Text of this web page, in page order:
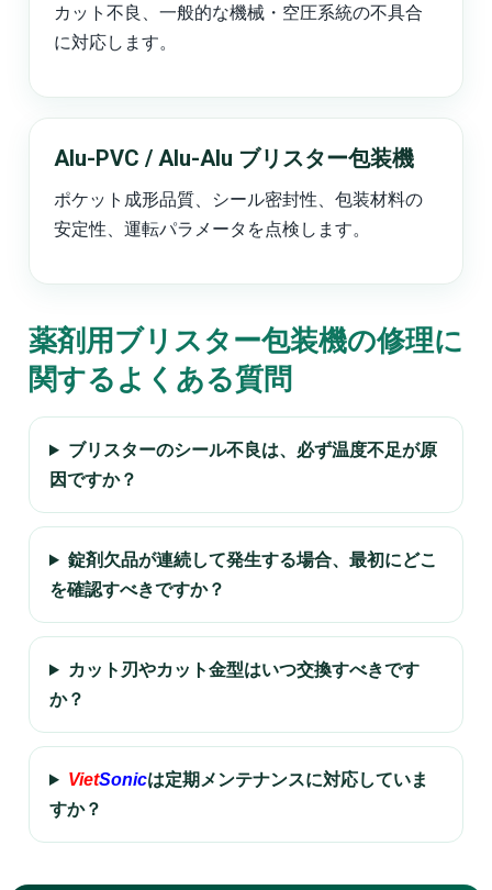
カット不良、一般的な機械・空圧系統の不具合
に対応します。
Alu-PVC / Alu-Alu ブリスター包装機
ポケット成形品質、シール密封性、包装材料の
安定性、運転パラメータを点検します。
薬剤用ブリスター包装機の修理に
関するよくある質問
ブリスターのシール不良は、必ず温度不足が原
因ですか？
錠剤欠品が連続して発生する場合、最初にどこ
を確認すべきですか？
カット刃やカット金型はいつ交換すべきです
か？
VietSonicは定期メンテナンスに対応していま
すか？